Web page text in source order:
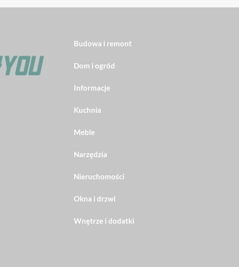
Budowa i remont
Dom i ogród
Informacje
Kuchnia
Meble
Narzędzia
Nieruchomości
Okna i drzwi
Wnętrze i dodatki